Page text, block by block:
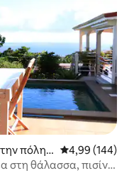
πόλη T Μέση
4,99 (144)
στη θάλασσα, πισίνα